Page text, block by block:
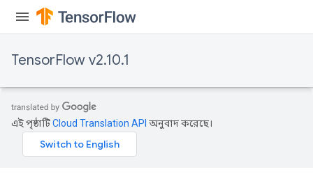
TensorFlow v2.10.1
এই পৃষ্ঠাটিCloud Translation API অনুবাদ করেছে।